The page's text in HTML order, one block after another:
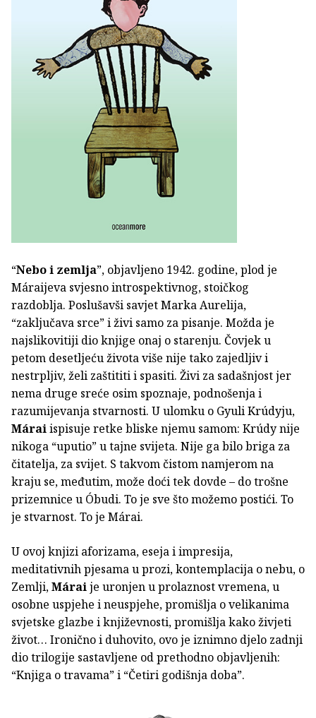
“Nebo i zemlja”, objavljeno 1942. godine, plod je
Máraijeva svjesno introspektivnog, stoičkog
razdoblja. Poslušavši savjet Marka Aurelija,
“zaključava srce” i živi samo za pisanje. Možda je
najslikovitiji dio knjige onaj o starenju. Čovjek u
petom desetljeću života više nije tako zajedljiv i
nestrpljiv, želi zaštititi i spasiti. Živi za sadašnjost jer
nema druge sreće osim spoznaje, podnošenja i
razumijevanja stvarnosti. U ulomku o Gyuli Krúdyju,
Máraiispisuje retke bliske njemu samom: Krúdy nije
nikoga “uputio” u tajne svijeta. Nije ga bilo briga za
čitatelja, za svijet. S takvom čistom namjerom na
kraju se, međutim, može doći tek dovde – do trošne
prizemnice u Óbudi. To je sve što možemo postići. To
je stvarnost. To je Márai.
U ovoj knjizi aforizama, eseja i impresija,
meditativnih pjesama u prozi, kontemplacija o nebu, o
Zemlji,Máraije uronjen u prolaznost vremena, u
osobne uspjehe i neuspjehe, promišlja o velikanima
svjetske glazbe i književnosti, promišlja kako živjeti
život… Ironično i duhovito, ovo je iznimno djelo zadnji
dio trilogije sastavljene od prethodno objavljenih:
“Knjiga o travama” i “Četiri godišnja doba”.